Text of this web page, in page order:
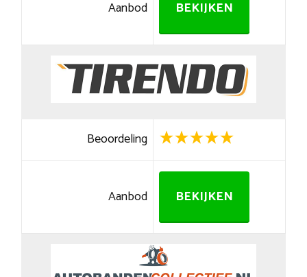
Aanbod BEKIJKEN
Beoordeling
Aanbod BEKIJKEN